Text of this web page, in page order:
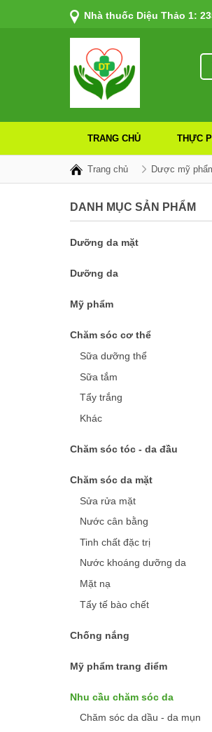
Nhà thuốc Diệu Thảo 1:
TRANG CHỦ THỰC
Trang chủ Dược mỹ
DANH MỤC SẢN PHẨM
Dưỡng da mặt
Dưỡng da
Mỹ phẩm
Chăm sóc cơ thể
Sữa dưỡng thể
Sữa tắm
Tẩy trắng
Khác
Chăm sóc tóc - da đầu
Chăm sóc da mặt
Sửa rửa mặt
Nước cân bằng
Tinh chất đặc trị
Nước khoáng dưỡng da
Mặt nạ
Tẩy tế bào chết
Chống nắng
Mỹ phẩm trang điểm
Nhu cầu chăm sóc da
Chăm sóc da dầu - da mụn